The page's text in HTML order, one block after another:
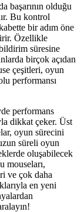
başarının olduğu
Bu kontrol
bir adım öne
Özellikle
süresine
birçok açıdan
çeşitleri, oyun
performansı
performans
dikkat çeker. Üst
oyun sürecini
süreli oyun
oluşabilecek
mouseları,
ve çok daha
en yeni